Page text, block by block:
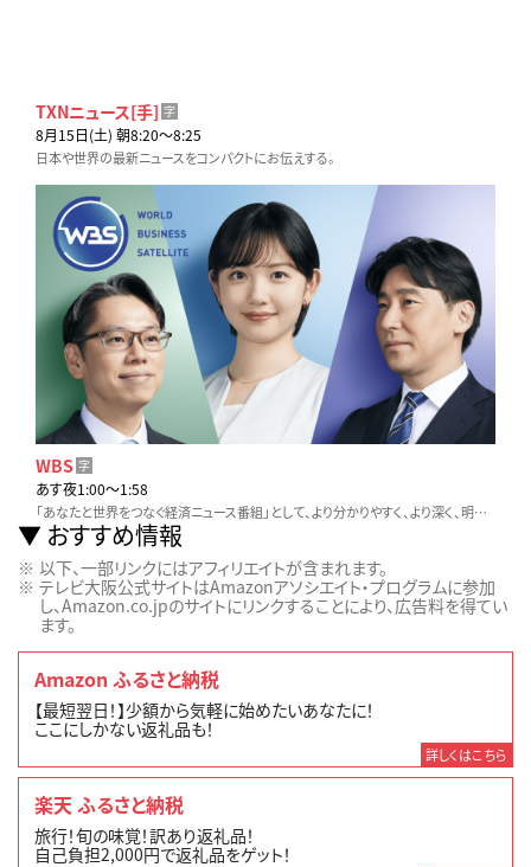
TXNニュース[手] 字
8月15日(土) 朝8:20〜8:25
日本や世界の最新ニュースをコンパクトにお伝えする。
WBS 字
あす夜1:00〜1:58
「あなたと世界をつなぐ経済ニュース番組」として、より分かりやすく、より深く、明日からの仕事や生活に役立つ情報をお伝えします。
おすすめ情報
以下、一部リンクにはアフィリエイトが含まれます。
テレビ大阪公式サイトはAmazonアソシエイト・プログラムに参加
し、Amazon.co.jpのサイトにリンクすることにより、広告料を得てい
ます。
Amazon ふるさと納税
【最短翌日！】少額から気軽に始めたいあなたに！
ここにしかない返礼品も！
詳しくはこちら
楽天 ふるさと納税
旅行！旬の味覚！訳あり返礼品！
自己負担2,000円で返礼品をゲット！